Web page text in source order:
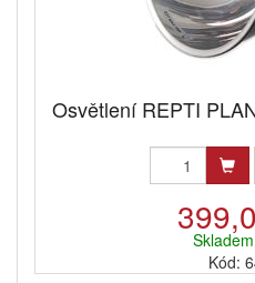
Osvětlení REPTI
Kód: